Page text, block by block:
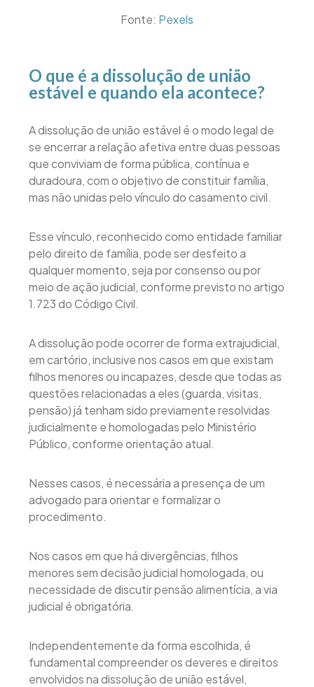
Fonte: Pexels
O que é a dissolução de união
estável e quando ela acontece?
A dissolução de união estável é o modo legal de
se encerrar a relação afetiva entre duas pessoas
que conviviam de forma pública, contínua e
duradoura, com o objetivo de constituir família,
mas não unidas pelo vínculo do casamento civil.
Esse vínculo, reconhecido como entidade familiar
pelo direito de família, pode ser desfeito a
qualquer momento, seja por consenso ou por
meio de ação judicial, conforme previsto no artigo
1.723 do Código Civil.
A dissolução pode ocorrer de forma extrajudicial,
em cartório, inclusive nos casos em que existam
filhos menores ou incapazes, desde que todas as
questões relacionadas a eles (guarda, visitas,
pensão) já tenham sido previamente resolvidas
judicialmente e homologadas pelo Ministério
Público, conforme orientação atual.
Nesses casos, é necessária a presença de um
advogado para orientar e formalizar o
procedimento.
Nos casos em que há divergências, filhos
menores sem decisão judicial homologada, ou
necessidade de discutir pensão alimentícia, a via
judicial é obrigatória.
Independentemente da forma escolhida, é
fundamental compreender os deveres e direitos
envolvidos na dissolução de união estável,